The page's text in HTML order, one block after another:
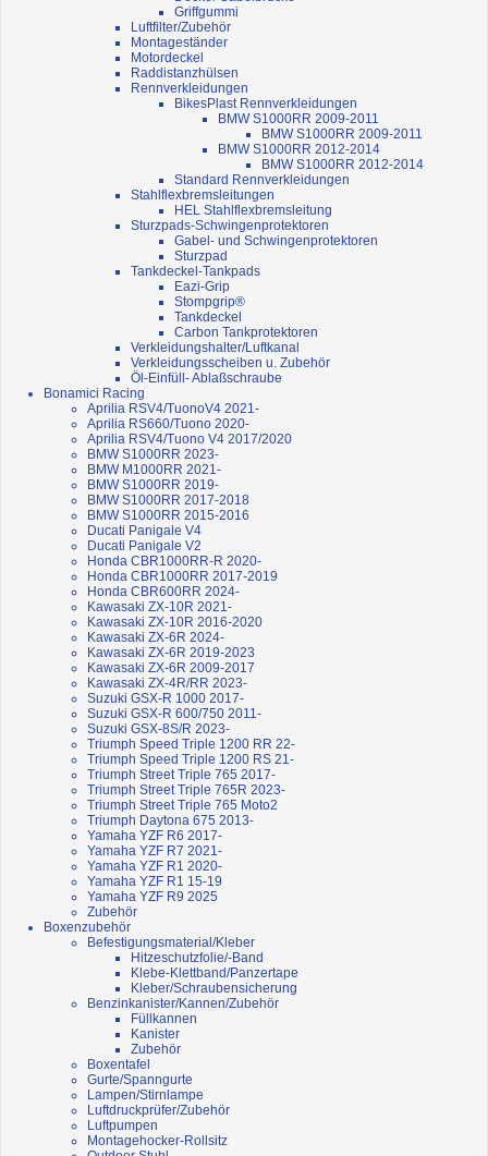
Griffgummi
Luftfilter/Zubehör
Montageständer
Motordeckel
Raddistanzhülsen
Rennverkleidungen
BikesPlast Rennverkleidungen
BMW S1000RR 2009-2011
BMW S1000RR 2009-2011
BMW S1000RR 2012-2014
BMW S1000RR 2012-2014
Standard Rennverkleidungen
Stahlflexbremsleitungen
HEL Stahlflexbremsleitung
Sturzpads-Schwingenprotektoren
Gabel- und Schwingenprotektoren
Sturzpad
Tankdeckel-Tankpads
Eazi-Grip
Stompgrip®
Tankdeckel
Carbon Tankprotektoren
Verkleidungshalter/Luftkanal
Verkleidungsscheiben u. Zubehör
Öl-Einfüll- Ablaßschraube
Bonamici Racing
Aprilia RSV4/TuonoV4 2021-
Aprilia RS660/Tuono 2020-
Aprilia RSV4/Tuono V4 2017/2020
BMW S1000RR 2023-
BMW M1000RR 2021-
BMW S1000RR 2019-
BMW S1000RR 2017-2018
BMW S1000RR 2015-2016
Ducati Panigale V4
Ducati Panigale V2
Honda CBR1000RR-R 2020-
Honda CBR1000RR 2017-2019
Honda CBR600RR 2024-
Kawasaki ZX-10R 2021-
Kawasaki ZX-10R 2016-2020
Kawasaki ZX-6R 2024-
Kawasaki ZX-6R 2019-2023
Kawasaki ZX-6R 2009-2017
Kawasaki ZX-4R/RR 2023-
Suzuki GSX-R 1000 2017-
Suzuki GSX-R 600/750 2011-
Suzuki GSX-8S/R 2023-
Triumph Speed Triple 1200 RR 22-
Triumph Speed Triple 1200 RS 21-
Triumph Street Triple 765 2017-
Triumph Street Triple 765R 2023-
Triumph Street Triple 765 Moto2
Triumph Daytona 675 2013-
Yamaha YZF R6 2017-
Yamaha YZF R7 2021-
Yamaha YZF R1 2020-
Yamaha YZF R1 15-19
Yamaha YZF R9 2025
Zubehör
Boxenzubehör
Befestigungsmaterial/Kleber
Hitzeschutzfolie/-Band
Klebe-Klettband/Panzertape
Kleber/Schraubensicherung
Benzinkanister/Kannen/Zubehör
Füllkannen
Kanister
Zubehör
Boxentafel
Gurte/Spanngurte
Lampen/Stirnlampe
Luftdruckprüfer/Zubehör
Luftpumpen
Montagehocker-Rollsitz